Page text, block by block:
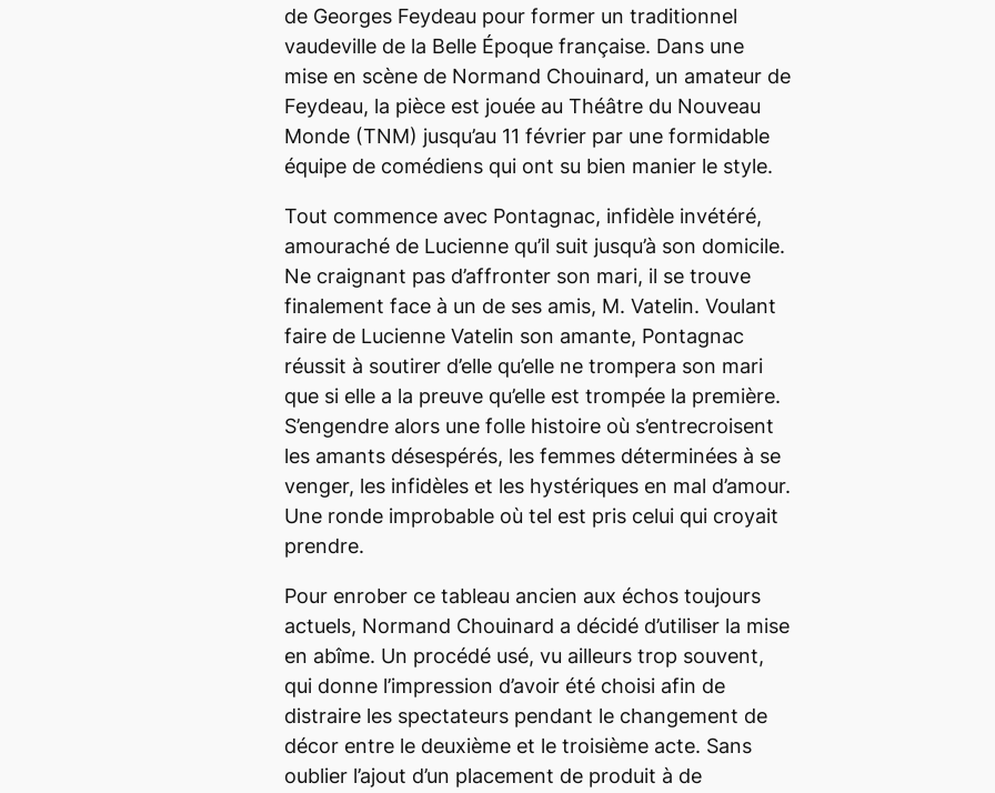
de Georges Feydeau pour former un traditionnel
vaudeville de la Belle Époque française. Dans une
mise en scène de Normand Chouinard, un amateur de
Feydeau, la pièce est jouée au Théâtre du Nouveau
Monde (TNM) jusqu’au 11 février par une formidable
équipe de comédiens qui ont su bien manier le style.
Tout commence avec Pontagnac, infidèle invétéré,
amouraché de Lucienne qu’il suit jusqu’à son domicile.
Ne craignant pas d’affronter son mari, il se trouve
finalement face à un de ses amis, M. Vatelin. Voulant
faire de Lucienne Vatelin son amante, Pontagnac
réussit à soutirer d’elle qu’elle ne trompera son mari
que si elle a la preuve qu’elle est trompée la première.
S’engendre alors une folle histoire où s’entrecroisent
les amants désespérés, les femmes déterminées à se
venger, les infidèles et les hystériques en mal d’amour.
Une ronde improbable où tel est pris celui qui croyait
prendre.
Pour enrober ce tableau ancien aux échos toujours
actuels, Normand Chouinard a décidé d’utiliser la mise
en abîme. Un procédé usé, vu ailleurs trop souvent,
qui donne l’impression d’avoir été choisi afin de
distraire les spectateurs pendant le changement de
décor entre le deuxième et le troisième acte. Sans
oublier l’ajout d’un placement de produit à de